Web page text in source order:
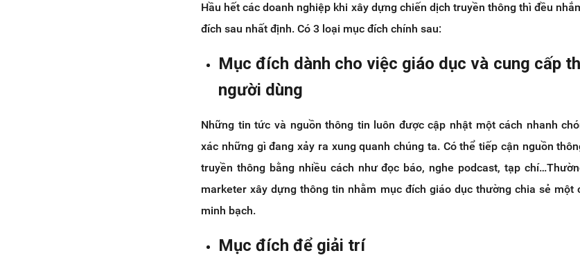
Hầu hết các doanh nghiệp khi xây dựng chiến dịch truyền thông thì đều
đích sau nhất định. Có 3 loại mục đích chính sau:
Mục đích dành cho việc giáo dục và cung cấp
người dùng
Những tin tức và nguồn thông tin luôn được cập nhật một cách nhanh
xác những gì đang xảy ra xung quanh chúng ta. Có thể tiếp cận nguồn
truyền thông bằng nhiều cách như đọc báo, nghe podcast, tạp
marketer xây dựng thông tin nhằm mục đích giáo dục thường chia sẻ một
minh bạch.
Mục đích để giải trí